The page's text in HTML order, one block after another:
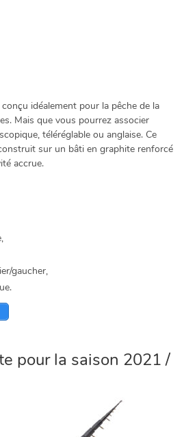
idéalement pour la pêche de la
Mais que vous pourrez associer
téléréglable ou anglaise. Ce
sur un bâti en graphite renforcé
accrue.
gaucher,
pour la saison 2021 /